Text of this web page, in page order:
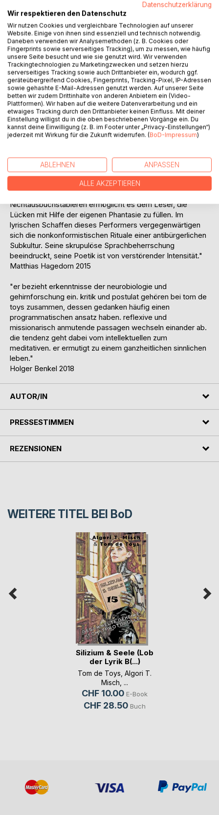
Der Gedichtband ist in fünf Kapitel gegliedert, in denen die
55 Gedichte von 2015 bis 2019 jeweils chronologisch
sortiert sind: 1. ENTKRAMPFTE KURZGEDICHTE; 2.
ECHTES QUANTENGEDICHT; 3. AUSWEGLOSE
ALLTAGSGEDICHTE; 4. ERFÜLLTE LIEBESGEDICHTE; 5.
MERKWÜRDIGE METAGEDICHTE
"Bei der Fahrt mit der Strassenbahn konnte ich im Takt der
Rheinbahn-Schwellen diese rhythmische Prosa goutieren.
Selten habe ich so etwas über eine Lebensstrecke von 30
Jahren gelesen, was mit einer derartigen Dringlichkeit
"Es gibt keine gravierenden Abweichungen von der
Alltagssprache, keine graphischen Auffälligkeiten, keine
Semantisierung der syntaktischen Ebene. Gerade das
Nichtausbuchstabieren ermöglicht es dem Leser, die
Lücken mit Hilfe der eigenen Phantasie zu füllen. Im
lyrischen Schaffen dieses Performers vergegenwärtigen
sich die nonkonformistischen Rituale einer antibürgerlichen
Subkultur. Seine skrupulöse Sprachbeherrschung
beeindruckt, seine Poetik ist von verstörender Intensität."
Matthias Hagedorn 2015
"er bezieht erkenntnisse der neurobiologie und
gehirnforschung ein. kritik und postulat gehören bei tom de
toys zusammen, dessen gedanken häufig einen
programmatischen ansatz haben. reflexive und
missionarisch anmutende passagen wechseln einander ab.
die tendenz geht dabei vom intellektuellen zum
meditativen. er ermutigt zu einem ganzheitlichen sinnlichen
leben."
Holger Benkel 2018
AUTOR/IN
PRESSESTIMMEN
REZENSIONEN
WEITERE TITEL BEI BoD
Silizium & Seele (Lob
der Lyrik B(...)
Tom de Toys Algori T.
Misch , ...
CHF 10.00 E-Book
CHF 28.50 Buch
Datenschutzerklärung
Wir respektieren den Datenschutz
Wir nutzen Cookies und vergleichbare Technologien auf unserer
Website. Einige von ihnen sind essenziell und technisch notwendig.
Daneben verwenden wir Analysemethoden (z. B. Cookies oder
Fingerprints sowie serverseitiges Tracking), um zu messen, wie häufig
unsere Seite besucht und wie sie genutzt wird. Wir verwenden
Trackingtechnologien zu Marketingzwecken und setzen hierzu
serverseitiges Tracking sowie auch Drittanbieter ein, wodurch ggf.
geräteübergreifend Cookies, Fingerprints, Tracking-Pixel, IP-Adressen
sowie gehashte E-Mail-Adressen genutzt werden. Auf unserer Seite
betten wir zudem Drittinhalte von anderen Anbietern ein (Video-
Plattformen). Wir haben auf die weitere Datenverarbeitung und ein
etwaiges Tracking durch den Drittanbieter keinen Einfluss. Mit deiner
Einstellung willigst du in die oben beschriebenen Vorgänge ein. Du
kannst deine Einwilligung (z. B. im Footer unter „Privacy-Einstellungen“)
jederzeit mit Wirkung für die Zukunft widerrufen. (BoD-Impressum)
ABLEHNEN ANPASSEN
ALLE AKZEPTIEREN